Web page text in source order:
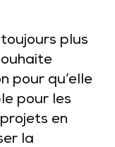
plus
pour qu’elle
pour les
en
la